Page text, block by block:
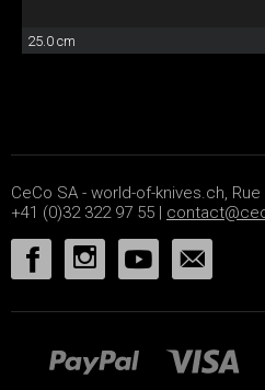
25.0 cm
CeCo SA - world-of-knives.ch,
+41 (0)32 322 97 55 |